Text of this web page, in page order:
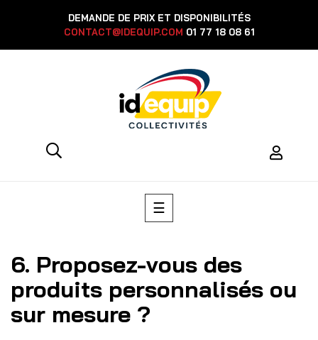
DEMANDE DE PRIX ET DISPONIBILITÉS
CONTACT@IDEQUIP.COM 01 77 18 08 61
Basculer
la
☰
6. Proposez-vous des
produits personnalisés ou
sur mesure ?